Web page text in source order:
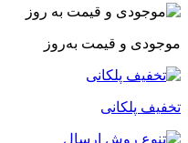
موجودی و قیمت به‌روز
تخفیف پلکانی